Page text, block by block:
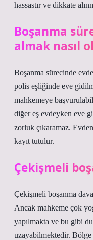
hassastır ve dikkate
Boşanma
almak nasıl
Boşanma sürecinde
polis eşliğinde eve
mahkemeye
diğer eş evdeyken eve
zorluk çıkaramaz.
kayıt tutulur.
Çekişmeli
Çekişmeli boşanma
Ancak mahkeme çok
yapılmakta ve bu gibi
uzayabilmektedir. Bölge